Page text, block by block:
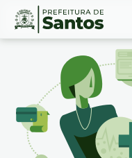
Ir
Conteúdo